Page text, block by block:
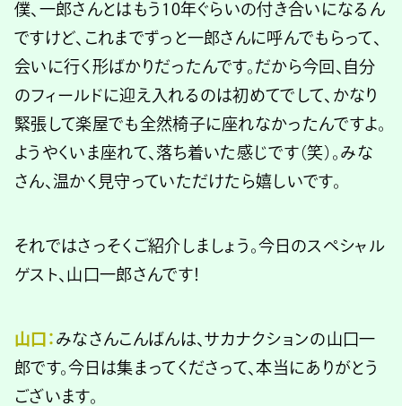
僕、一郎さんとはもう10年ぐらいの付き合いになるん
ですけど、これまでずっと一郎さんに呼んでもらって、
会いに行く形ばかりだったんです。だから今回、自分
のフィールドに迎え入れるのは初めてでして、かなり
緊張して楽屋でも全然椅子に座れなかったんですよ。
ようやくいま座れて、落ち着いた感じです（笑）。みな
さん、温かく見守っていただけたら嬉しいです。
それではさっそくご紹介しましょう。今日のスペシャル
ゲスト、山口一郎さんです！
山口： みなさんこんばんは、サカナクションの山口一
郎です。今日は集まってくださって、本当にありがとう
ございます。